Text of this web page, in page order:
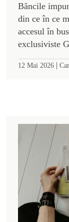
Băncile
din ce în ce
accesul în
exclusiviste
12 Mai 2026 |